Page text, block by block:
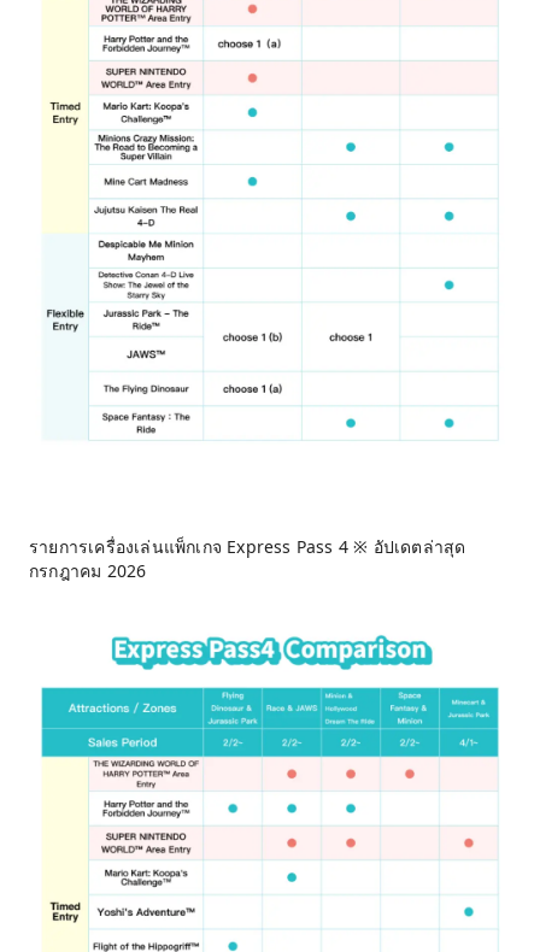
รายการเครื่องเล่นแพ็กเกจ Express Pass 4 ※ อัปเดตล่าสุด
กรกฎาคม 2026